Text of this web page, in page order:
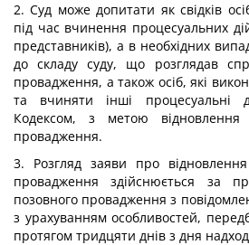
2. Суд може допитати як свідків
під час вчинення процесуальних
представників), а в необхідних
до складу суду, що розглядав
провадження, а також осіб, які
та вчиняти інші процесуальні
Кодексом, з метою відновлення
провадження.
3. Розгляд заяви про
провадження здійснюється за
позовного провадження з
з урахуванням особливостей,
протягом тридцяти днів з дня